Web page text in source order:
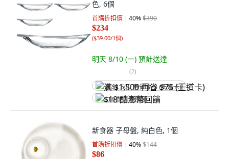
色, 6個
首購折扣價 40%$390
$234
($39.00/1個)
明天 8/10 (一) 預計送達
(2)
满 $1,500 再省 $75 (王道卡)
$18 酷澎幣回饋
新食器 子母盤, 純白色, 1個
首購折扣價 40%$144
$86